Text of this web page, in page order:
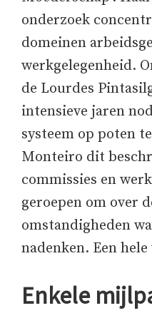
onderzoek
domeinen
werkgelegenheid.
de Lourdes
intensieve jaren
systeem op poten
Monteiro dit
commissies en
geroepen om over
omstandigheden
nadenken. Een
Enkele